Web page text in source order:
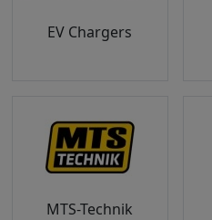
EV Chargers
MTS-Technik